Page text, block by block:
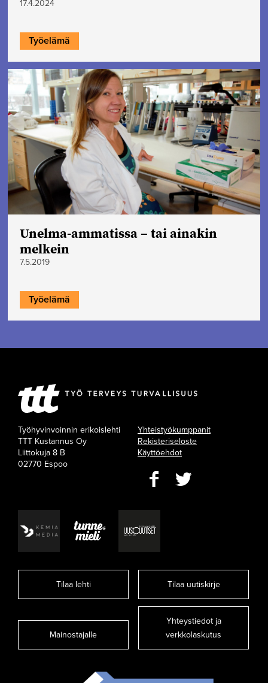
17.4.2024
Työelämä
Unelma-ammatissa – tai ainakin
melkein
7.5.2019
Työelämä
Työhyvinvoinnin erikoislehti
TTT Kustannus Oy
Liittokuja 8 B
02770 Espoo
Yhteistyökumppanit
Rekisteriseloste
Käyttöehdot
Tilaa lehti Tilaa uutiskirje
Mainostajalle
Yhteystiedot ja
verkkolaskutus